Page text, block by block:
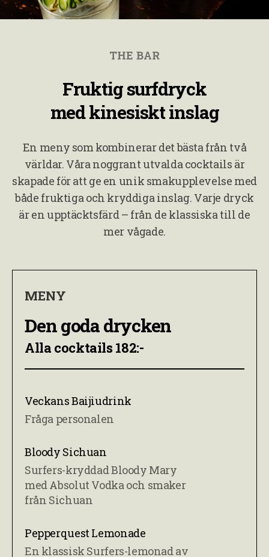
THE BAR
Fruktig surfdryck
med kinesiskt inslag
En meny som kombinerar det bästa från två
världar. Våra noggrant utvalda cocktails är
skapade för att ge en unik smakupplevelse med
både fruktiga och kryddiga inslag. Varje dryck
är en upptäcktsfärd – från de klassiska till de
mer vågade.
MENY
Den goda drycken
Alla cocktails 182:-
Veckans Baijiudrink
Fråga personalen
Bloody Sichuan
Surfers-kryddad Bloody Mary
med Absolut Vodka och smaker
från Sichuan
Pepperquest Lemonade
En klassisk Surfers-lemonad av